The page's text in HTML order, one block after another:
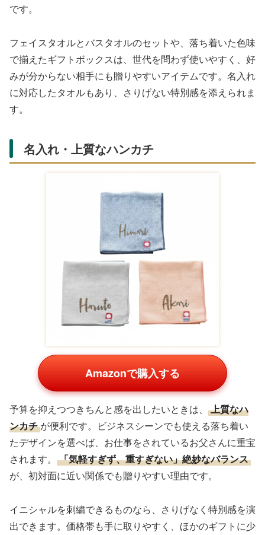
です。
フェイスタオルとバスタオルのセットや、落ち着いた色味
で揃えたギフトボックスは、世代を問わず使いやすく、好
みが分からない相手にも贈りやすいアイテムです。名入れ
に対応したタオルもあり、さりげない特別感を添えられま
す。
名入れ・上質なハンカチ
Amazonで購入する
予算を抑えつつきちんと感を出したいときは、
上質なハ
ンカチ が便利です。ビジネスシーンでも使える落ち着い
たデザインを選べば、お仕事をされているお父さんに重宝
されます。
「気軽すぎず、重すぎない」絶妙なバランス
が、初対面に近い関係でも贈りやすい理由です。
イニシャルを刺繍できるものなら、さりげなく特別感を演
出できます。価格帯も手に取りやすく、ほかのギフトに少